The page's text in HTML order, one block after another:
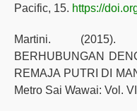
Pacific, 15. https://
Martini. (2015).
BERHUBUNGAN
REMAJA PUTRI DI
Metro Sai Wawai: Vol.